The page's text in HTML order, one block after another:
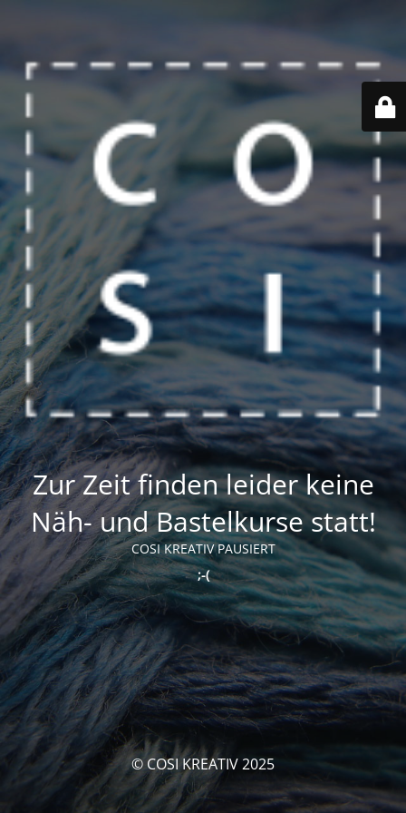
Zur Zeit finden leider keine
Näh- und Bastelkurse statt!
COSI KREATIV PAUSIERT
;-(
© COSI KREATIV 2025